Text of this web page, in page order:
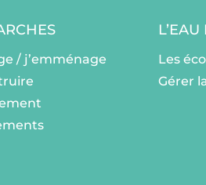
/ j’emménage
Les
Gérer